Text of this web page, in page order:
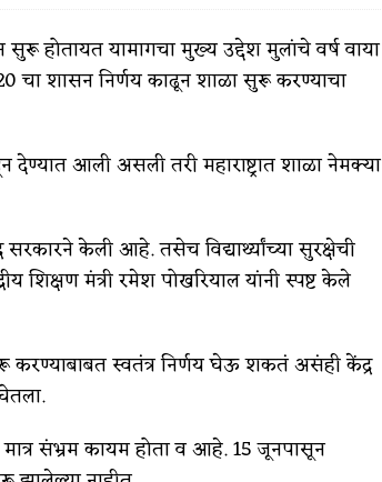
सुरू होतायत यामागचा मुख्य उद्देश मुलांचे वर्ष वाया
चा शासन निर्णय काढून शाळा सुरू करण्याचा
आली असली तरी महाराष्ट्रात शाळा नेमक्या
केली आहे. तसेच विद्यार्थ्यांच्या सुरक्षेची
शिक्षण मंत्री रमेश पोखरियाल यांनी स्पष्ट केले
करण्याबाबत स्वतंत्र निर्णय घेऊ शकतं असंही केंद्र
मात्र संभ्रम कायम होता व आहे. 15 जूनपासून